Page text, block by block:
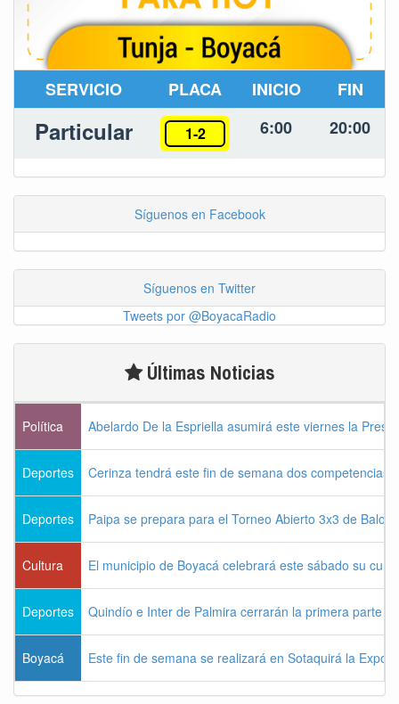
SERVICIO PLACA INICIO FIN
Particular 1-2 6:00 20:00
Síguenos en Facebook
Síguenos en Twitter
Tweets por @BoyacaRadio
Últimas Noticias
Política Abelardo De la Espriella asumirá este viernes la
Deportes Cerinza tendrá este fin de semana dos competencias
Deportes Paipa se prepara para el Torneo Abierto 3x3 de
Cultura El municipio de Boyacá celebrará este sábado su
Deportes Quindío e Inter de Palmira cerrarán la primera parte
Boyacá Este fin de semana se realizará en Sotaquirá la